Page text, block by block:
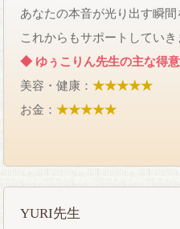
あなたの本音が光り出す瞬間
これからもサポートしてい
◆ ゆぅこりん先生の主な得
美容・健康：★★★★★
お金：★★★★★
YURI先生